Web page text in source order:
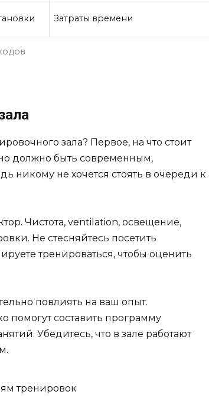
Затраты времени
зала? Первое, на что стоит
должно быть современным,
никому не хочется стоять в очереди к
Чистота, ventilation, освещение,
Не стесняйтесь посетить
тренироваться, чтобы оценить
повлиять на ваш опыт.
помогут составить программу
Убедитесь, что в зале работают
тренировок